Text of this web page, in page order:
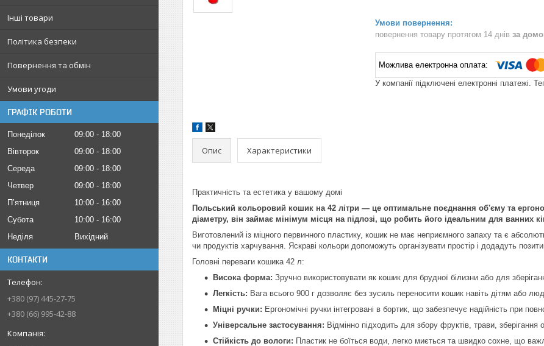
Інші товари
Політика безпеки
Повернення та обмін
Умови угоди
ГРАФІК РОБОТИ
Понеділок 09:00
18:00
Вівторок
09:00
18:00
Середа
09:00
18:00
Четвер
09:00
18:00
Пʼятниця
10:00
16:00
Субота
10:00
16:00
Неділя
Вихідний
КОНТАКТИ
+380 (97) 445-27-75
+380 (66) 995-42-88
повернення товару протягом 14 днів за
У компанії підключені електронні платежі.
Опис Характеристики
Практичність та естетика у вашому домі
Польський кольоровий кошик на 42 літри — це оптимальне поєднання об'єму та
діаметру, він займає мінімум місця на підлозі, що робить його ідеальним для ванних
Виготовлений із міцного первинного пластику, кошик не має неприємного запаху та є
чи продуктів харчування. Яскраві кольори допоможуть організувати простір і додадуть
Головні переваги кошика 42 л:
Висока форма: Зручно використовувати як кошик для брудної білизни або для
Легкість: Вага всього 900 г дозволяє без зусиль переносити кошик навіть дітям або
Міцні ручки: Ергономічні ручки інтегровані в бортик, що забезпечує надійність при
Універсальне застосування: Відмінно підходить для збору фруктів, трави, зберігання
Стійкість до вологи: Пластик не боїться води, легко миється та швидко сохне, що